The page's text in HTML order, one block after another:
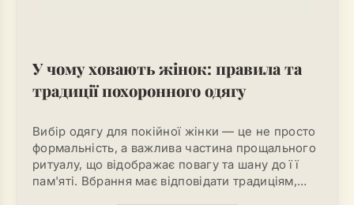
У чому ховають жінок: правила та
традиції похоронного одягу
Вибір одягу для покійної жінки — це не просто
формальність, а важлива частина прощального
ритуалу, що відображає повагу та шану до її
пам'яті. Вбрання має відповідати традиціям,